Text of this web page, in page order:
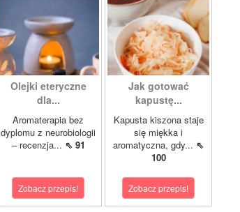
Olejki eteryczne
dla...
Aromaterapia bez
dyplomu z neurobiologii
– recenzja... ⇖ 91
Zobacz przepis!
Jak gotować
kapustę...
Kapusta kiszona staje
się miękka i
aromatyczna, gdy... ⇖
100
Zobacz przepis!